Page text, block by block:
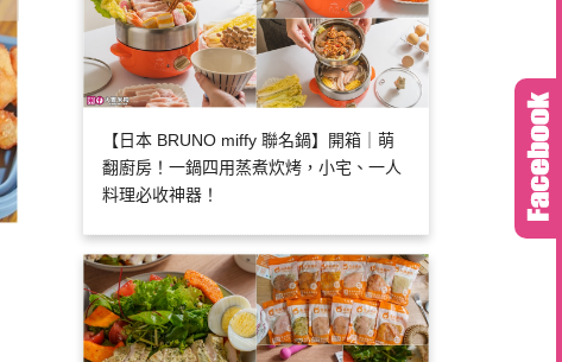
【日本 BRUNO miffy 聯名鍋】開箱｜萌
翻廚房！一鍋四用蒸煮炊烤，小宅、一人
料理必收神器！